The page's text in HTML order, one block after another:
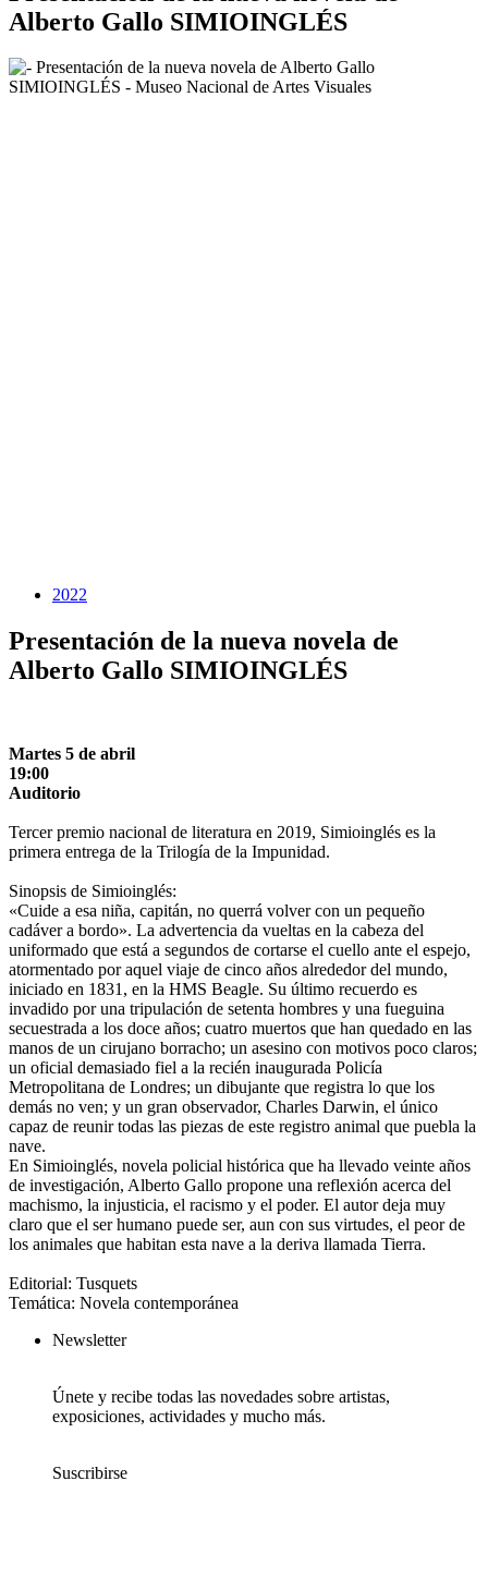
Alberto Gallo SIMIOINGLÉS
2022
Presentación de la nueva novela de
Alberto Gallo SIMIOINGLÉS
Martes 5 de abril
19:00
Auditorio
Tercer premio nacional de literatura en 2019, Simioinglés es la
primera entrega de la Trilogía de la Impunidad.
Sinopsis de Simioinglés:
«Cuide a esa niña, capitán, no querrá volver con un pequeño
cadáver a bordo». La advertencia da vueltas en la cabeza del
uniformado que está a segundos de cortarse el cuello ante el espejo,
atormentado por aquel viaje de cinco años alrededor del mundo,
iniciado en 1831, en la HMS Beagle. Su último recuerdo es
invadido por una tripulación de setenta hombres y una fueguina
secuestrada a los doce años; cuatro muertos que han quedado en las
manos de un cirujano borracho; un asesino con motivos poco claros;
un oficial demasiado fiel a la recién inaugurada Policía
Metropolitana de Londres; un dibujante que registra lo que los
demás no ven; y un gran observador, Charles Darwin, el único
capaz de reunir todas las piezas de este registro animal que puebla la
nave.
En Simioinglés, novela policial histórica que ha llevado veinte años
de investigación, Alberto Gallo propone una reflexión acerca del
machismo, la injusticia, el racismo y el poder. El autor deja muy
claro que el ser humano puede ser, aun con sus virtudes, el peor de
los animales que habitan esta nave a la deriva llamada Tierra.
Editorial: Tusquets
Temática: Novela contemporánea
Newsletter
Únete y recibe todas las novedades sobre artistas,
exposiciones, actividades y mucho más.
Suscribirse